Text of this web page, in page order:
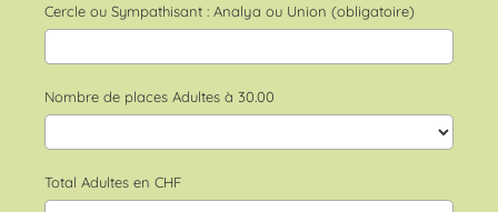
Cercle ou Sympathisant : Analya ou Union (obligatoire)
Nombre de places Adultes à 30.00
Total Adultes en CHF